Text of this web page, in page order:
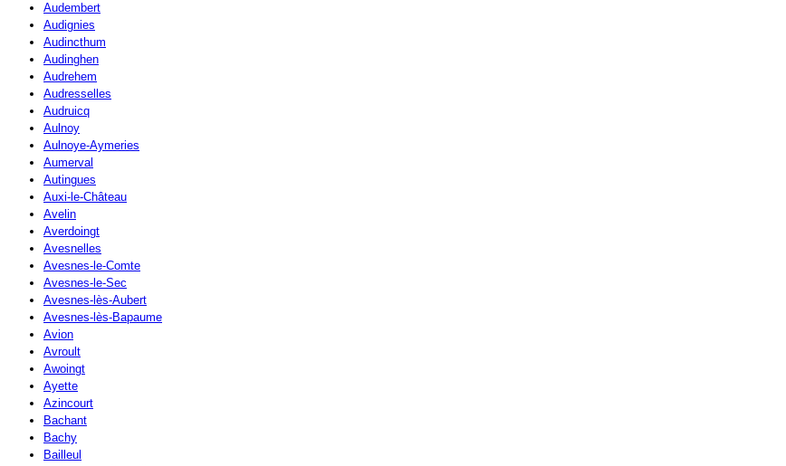
Audembert
Audignies
Audincthum
Audinghen
Audrehem
Audresselles
Audruicq
Aulnoy
Aulnoye-Aymeries
Aumerval
Autingues
Auxi-le-Château
Avelin
Averdoingt
Avesnelles
Avesnes-le-Comte
Avesnes-le-Sec
Avesnes-lès-Aubert
Avesnes-lès-Bapaume
Avion
Avroult
Awoingt
Ayette
Azincourt
Bachant
Bachy
Bailleul